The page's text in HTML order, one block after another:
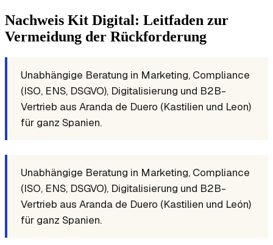
Nachweis Kit Digital: Leitfaden zur
Vermeidung der Rückforderung
Unabhängige Beratung in Marketing, Compliance
(ISO, ENS, DSGVO), Digitalisierung und B2B-
Vertrieb aus Aranda de Duero (Kastilien und Leon)
für ganz Spanien.
Unabhängige Beratung in Marketing, Compliance
(ISO, ENS, DSGVO), Digitalisierung und B2B-
Vertrieb aus Aranda de Duero (Kastilien und León)
für ganz Spanien.